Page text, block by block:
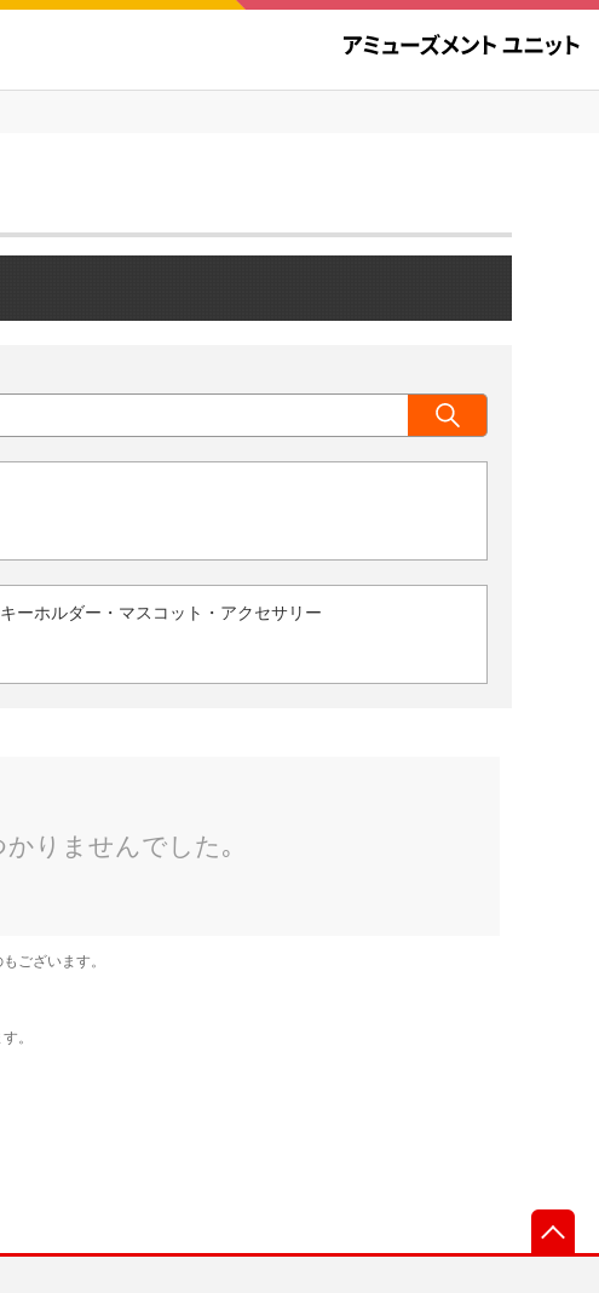
キーホルダー・マスコット・アクセサリー